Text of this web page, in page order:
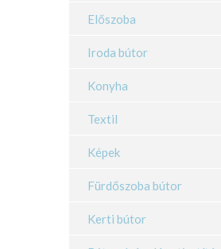
Előszoba
Iroda bútor
Konyha
Textil
Képek
Fürdőszoba bútor
Kerti bútor